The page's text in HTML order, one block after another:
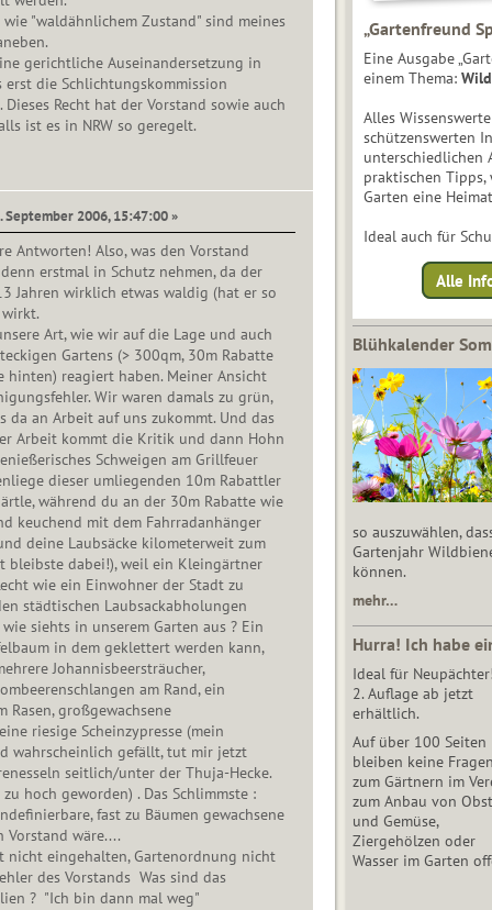
wie "waldähnlichem Zustand" sind meines
gerichtliche Auseinandersetzung in
erst die Schlichtungskommission
Recht hat der Vorstand sowie auch
ist es in NRW so geregelt.
September 2006, 15:47:00 »
Antworten! Also, was den Vorstand
erstmal in Schutz nehmen, da der
Jahren wirklich etwas waldig (hat er so
Art, wie wir auf die Lage und auch
Gartens (> 300qm, 30m Rabatte
hinten) reagiert haben. Meiner Ansicht
Wir waren damals zu grün,
da an Arbeit auf uns zukommt. Und das
Arbeit kommt die Kritik und dann Hohn
Schweigen am Grillfeuer
dieser umliegenden 10m Rabattler
während du an der 30m Rabatte wie
keuchend mit dem Fahrradanhänger
deine Laubsäcke kilometerweit zum
bleibste dabei!), weil ein Kleingärtner
wie ein Einwohner der Stadt zu
städtischen Laubsackabholungen
siehts in unserem Garten aus ? Ein
in dem geklettert werden kann,
Johannisbeersträucher,
am Rand, ein
Rasen, großgewachsene
riesige Scheinzypresse (mein
wahrscheinlich gefällt, tut mir jetzt
seitlich/unter der Thuja-Hecke.
hoch geworden) . Das Schlimmste :
fast zu Bäumen gewachsene
Vorstand wäre....
nicht eingehalten, Gartenordnung nicht
des Vorstands Was sind das
? "Ich bin dann mal weg"
„Gartenfreund
Eine Ausgabe
einem Thema:
Alles
schützenswerten
unterschiedlichen
praktischen
Garten eine
Ideal auch für
Alle
Blühkalender
so auszuwählen,
Gartenjahr
können.
mehr…
Hurra! Ich habe
Ideal für
2. Auflage ab jetzt
erhältlich.
Auf über 100 Seiten
bleiben keine
zum Gärtnern im
zum Anbau von Obst
und Gemüse,
Ziergehölzen oder
Wasser im Garten